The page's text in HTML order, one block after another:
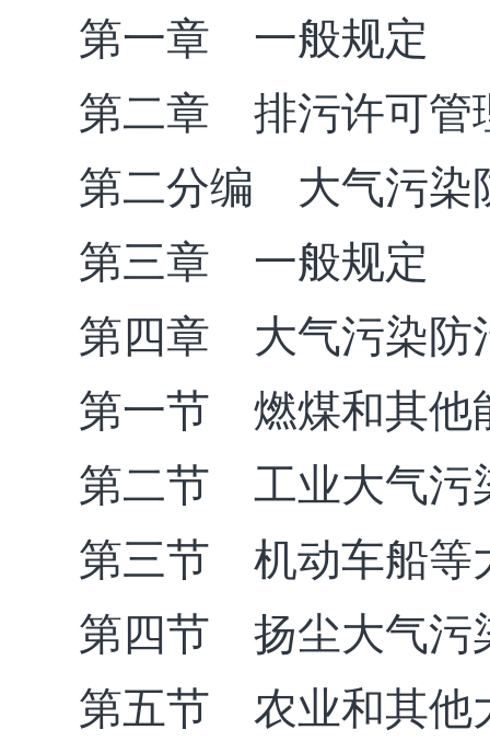
第一章 一般规定
第二章 排污许可管
第二分编 大气污染
第三章 一般规定
第四章 大气污染防
第一节 燃煤和其他
第二节 工业大气污
第三节 机动车船等
第四节 扬尘大气污
第五节 农业和其他